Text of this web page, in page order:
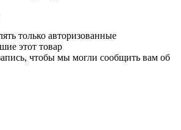
только авторизованные
этот товар
чтобы мы могли сообщить вам об